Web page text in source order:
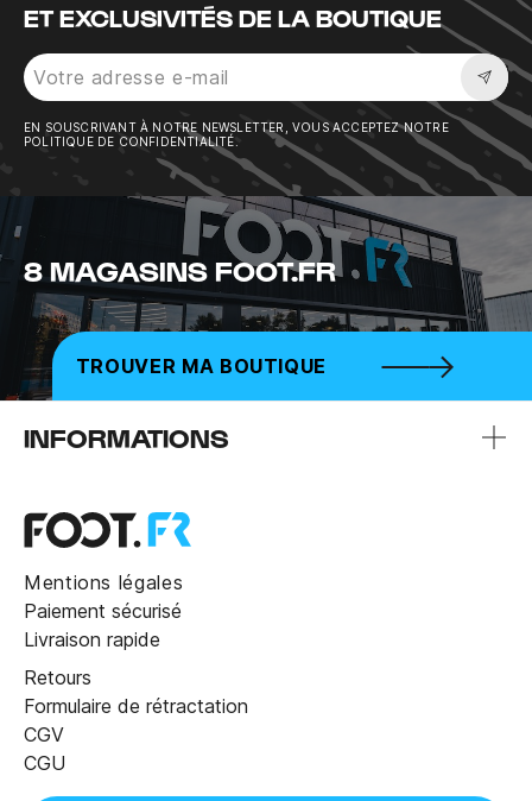
ET EXCLUSIVITÉS DE LA BOUTIQUE
EN SOUSCRIVANT À NOTRE NEWSLETTER, VOUS ACCEPTEZ NOTRE
POLITIQUE DE CONFIDENTIALITÉ.
8 MAGASINS FOOT.FR
TROUVER MA BOUTIQUE
INFORMATIONS
Mentions légales
Paiement sécurisé
Livraison rapide
Retours
Formulaire de rétractation
CGV
CGU